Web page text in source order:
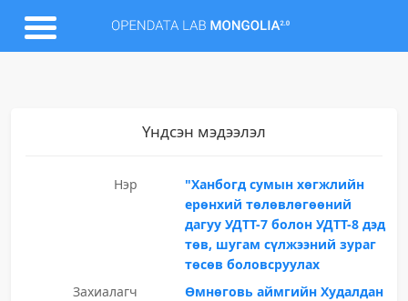
Үндсэн мэдээлэл
Нэр
"Ханбогд сумын хөгжлийн
ерөнхий төлөвлөгөөний
дагуу УДТТ-7 болон УДТТ-8 дэд
төв, шугам сүлжээний зураг
төсөв боловсруулах
Захиалагч
Өмнөговь аймгийн Худалдан